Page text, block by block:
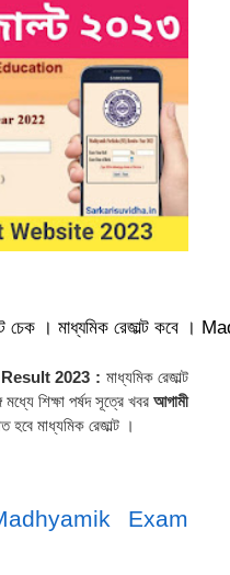
চেক । মাধ্যমিক রেজাল্ট কবে
2023 : মাধ্যমিক রেজাল্ট
মধ্যে শিক্ষা পর্ষদ সূত্রে খবর আগামী
হবে মাধ্যমিক রেজাল্ট ।
Exam